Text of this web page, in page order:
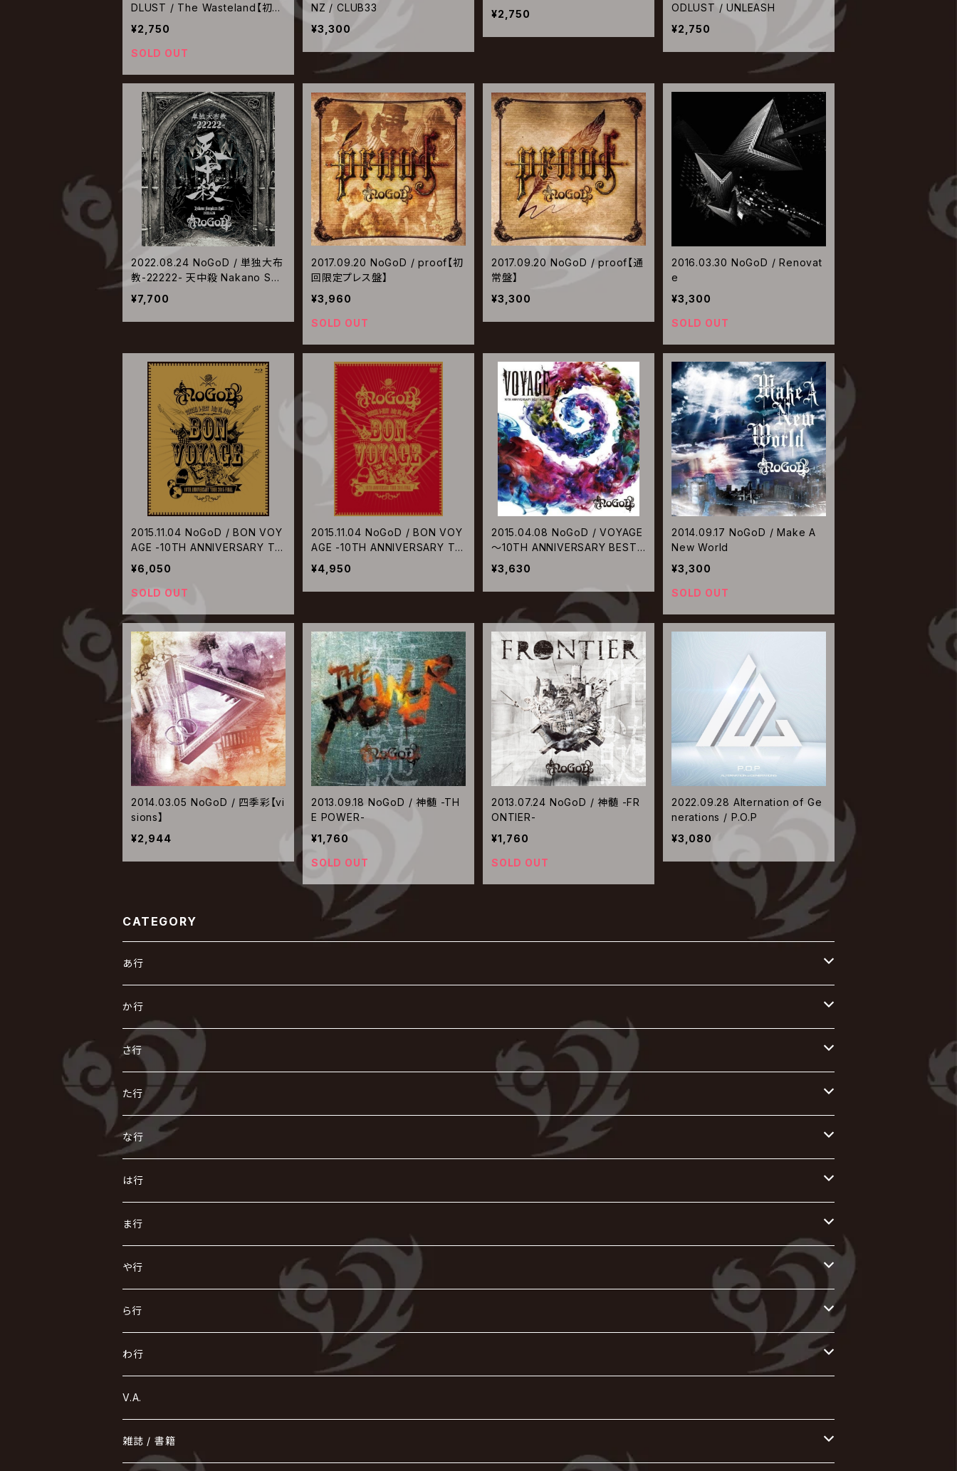
DLUST / The Wasteland【初回
生産限定盤】
¥2,750
SOLD OUT
NZ / CLUB33
¥3,300
¥2,750
ODLUST / UNLEASH
¥2,750
2022.08.24 NoGoD / 単独大布
教-22222- 天中殺 Nakano Sun
plaza Hall 2022.4.28
¥7,700
2017.09.20 NoGoD / proof【初
回限定プレス盤】
¥3,960
SOLD OUT
2017.09.20 NoGoD / proof【通
常盤】
¥3,300
2016.03.30 NoGoD / Renovat
e
¥3,300
SOLD OUT
2015.11.04 NoGoD / BON VOY
AGE -10TH ANNIVERSARY TO
UR 2015 FINAL-【Blu-ray】
¥6,050
SOLD OUT
2015.11.04 NoGoD / BON VOY
AGE -10TH ANNIVERSARY TO
UR 2015 FINAL-【DVD】
¥4,950
2015.04.08 NoGoD / VOYAGE
〜10TH ANNIVERSARY BEST
ALBUM
¥3,630
2014.09.17 NoGoD / Make A
New World
¥3,300
SOLD OUT
2014.03.05 NoGoD / 四季彩【vi
sions】
¥2,944
2013.09.18 NoGoD / 神髄 -TH
E POWER-
¥1,760
SOLD OUT
2013.07.24 NoGoD / 神髄 -FR
ONTIER-
¥1,760
SOLD OUT
2022.09.28 Alternation of Ge
nerations / P.O.P
¥3,080
CATEGORY
あ行
あ
R指定
AIOLIN
i.D.A
Azavana
Acid Black Cherry
い
IKUO
exist†trace
色々な十字架
168 / 葵-168-
う
VIRGE / ヴァージュ
Waive
え
ACE OF SPADES
X JAPAN
お
AURORIZE
OFIAM
か行
か
怪人二十面奏
Kαin
the GazettE
GOTCHAROCKA
KAMIJO
き
KISAKI
キズ
KIRITO / キリト
己龍
く
Crack6
グラビティ
黒夢
け
[ kei ] / 圭
仮病
こ
GOATBED
ゴールデンボンバー
さ行
さ
ザアザア
The THIRTEEN
XANVALA
し
Zeke Deux
Z CLEAR
ジグソウ
シド
す
Z CLEAR
超ジャシー
SPLENDID GOD GIRAFFE
せ
ゼラ
零[Hz]
そ
SOPHIA
ZOMBIE / ぞんび
た行
た
DASEIN
DAIGO
逹瑯
DAVID / SUI / 縁
ち
CHAQLA.
つ
て
D
DIAURA
と
東京花嫁
Tourbillon
な行
な
NIGHTMARE
NAZARE
に
NiEL
NICOLAS
ぬ
nurié
ね
NETH PRIERE CAIN
NEVERLAND
の
NoGoD
NOCTURNAL BLOODLUST
は行
は
heidi.
H.U.G
花見桜こうき
ひ
HERO
美炎-BIEN-
ふ
Far East Dizain
Fatüm
へ
BabyKingdom
THE BEETHOVEN
ほ
POIDOL
ま行
ま
THE MICRO HEAD 4N'S
MAO / マオ from SID
み
未完成アリス
ミスイ
む
MUCC / ムック
め
メトロノーム
も
や行
や
ヤミテラ / 外道反逆者ヤミテラ
ゆ
YUKIYA / 藤田幸也
ユナイト
よ
ら行
ら
rice
Rides In ReVellion
り
Leetspeak monsters
る
わ行
わ
wyse
V.A.
雑誌 / 書籍